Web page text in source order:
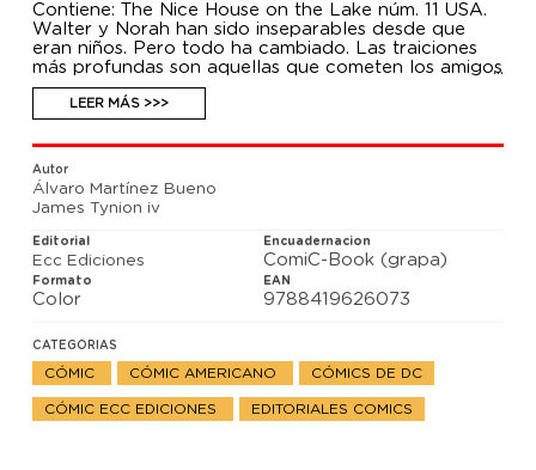
Contiene: The Nice House on the Lake núm. 11 USA.
Walter y Norah han sido inseparables desde que
eran niños. Pero todo ha cambiado. Las traiciones
más profundas son aquellas que cometen los amigos
más cercanos.
LEER MÁS >>>
Autor
Álvaro Martínez Bueno
James Tynion iv
Editorial
Ecc Ediciones
Encuadernacion
ComiC-Book (grapa)
Formato
Color
EAN
9788419626073
CATEGORIAS
CÓMIC CÓMIC AMERICANO CÓMICS DE DC
CÓMIC ECC EDICIONES EDITORIALES COMICS